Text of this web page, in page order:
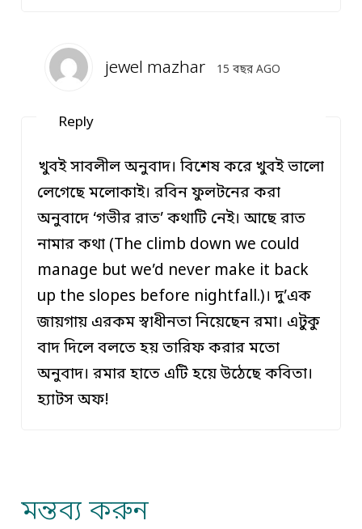
jewel mazhar 15 বছর AGO
Reply
খুবই সাবলীল অনুবাদ। বিশেষ করে খুবই ভালো
লেগেছে মলোকাই। রবিন ফুলটনের করা
অনুবাদে ‘গভীর রাত’ কথাটি নেই। আছে রাত
নামার কথা (The climb down we could
manage but we’d never make it back
up the slopes before nightfall.)। দু’এক
জায়গায় এরকম স্বাধীনতা নিয়েছেন রমা। এটুকু
বাদ দিলে বলতে হয় তারিফ করার মতো
অনুবাদ। রমার হাতে এটি হয়ে উঠেছে কবিতা।
হ্যাটস অফ!
মন্তব্য করুন